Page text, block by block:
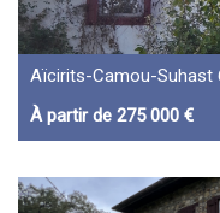
Aïcirits-Camou-Suhast
À partir de 275 000 €